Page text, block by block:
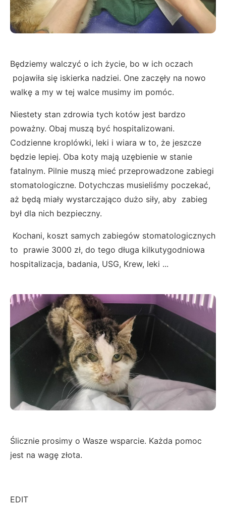
Będziemy walczyć o ich życie, bo w ich oczach
pojawiła się iskierka nadziei. One zaczęły na nowo
walkę a my w tej walce musimy im pomóc.
Niestety stan zdrowia tych kotów jest bardzo
poważny. Obaj muszą być hospitalizowani.
Codzienne kroplówki, leki i wiara w to, że jeszcze
będzie lepiej. Oba koty mają uzębienie w stanie
fatalnym. Pilnie muszą mieć przeprowadzone zabiegi
stomatologiczne. Dotychczas musieliśmy poczekać,
aż będą miały wystarczająco dużo siły, aby zabieg
był dla nich bezpieczny.
Kochani, koszt samych zabiegów stomatologicznych
to prawie 3000 zł, do tego długa kilkutygodniowa
hospitalizacja, badania, USG, Krew, leki ...
Ślicznie prosimy o Wasze wsparcie. Każda pomoc
jest na wagę złota.
EDIT